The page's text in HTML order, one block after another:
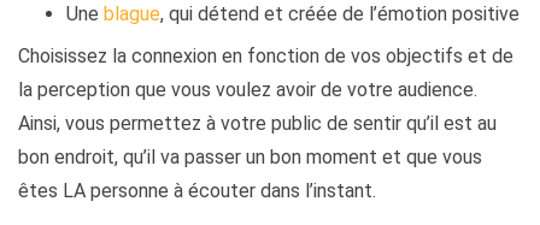
Une blague, qui détend et créée de l’émotion positive
Choisissez la connexion en fonction de vos objectifs et de
la perception que vous voulez avoir de votre audience.
Ainsi, vous permettez à votre public de sentir qu’il est au
bon endroit, qu’il va passer un bon moment et que vous
êtes LA personne à écouter dans l’instant.